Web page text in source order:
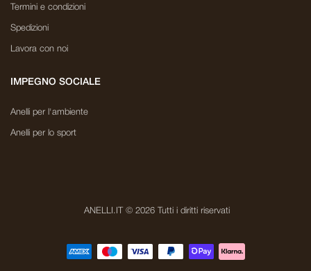
Termini e condizioni
Spedizioni
Lavora con noi
IMPEGNO SOCIALE
Anelli per l'ambiente
Anelli per lo sport
ANELLI.IT © 2026 Tutti i diritti riservati